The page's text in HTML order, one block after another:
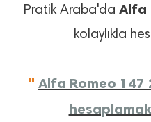
Pratik Araba'da Alfa
kolaylıkla
" Alfa Romeo 147